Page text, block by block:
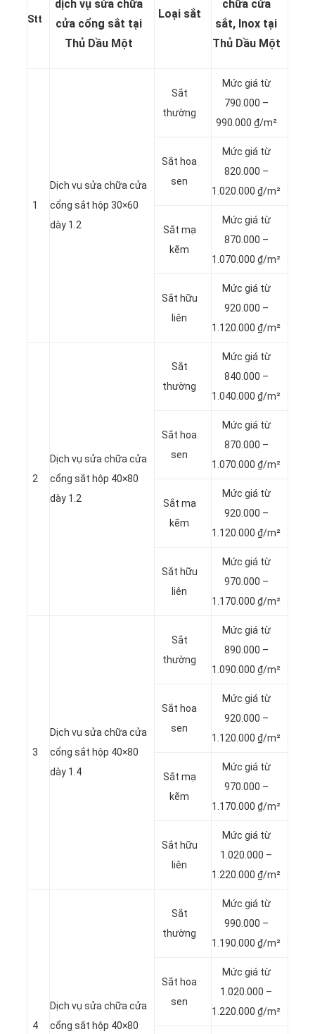
Stt
dịch vụ sửa chữa
cửa cổng sắt tại
Thủ Dầu Một
Loại sắt
chữa cửa
sắt, Inox tại
Thủ Dầu Một
1
Dịch vụ sửa chữa cửa
cổng sắt hộp 30×60
dày 1.2
Sắt
thường
Mức giá từ
790.000 –
990.000 ₫/m²
Sắt hoa
sen
Mức giá từ
820.000 –
1.020.000 ₫/m²
Sắt mạ
kẽm
Mức giá từ
870.000 –
1.070.000 ₫/m²
Sắt hữu
liên
Mức giá từ
920.000 –
1.120.000 ₫/m²
2
Dịch vụ sửa chữa cửa
cổng sắt hộp 40×80
dày 1.2
Sắt
thường
Mức giá từ
840.000 –
1.040.000 ₫/m²
Sắt hoa
sen
Mức giá từ
870.000 –
1.070.000 ₫/m²
Sắt mạ
kẽm
Mức giá từ
920.000 –
1.120.000 ₫/m²
Sắt hữu
liên
Mức giá từ
970.000 –
1.170.000 ₫/m²
3
Dịch vụ sửa chữa cửa
cổng sắt hộp 40×80
dày 1.4
Sắt
thường
Mức giá từ
890.000 –
1.090.000 ₫/m²
Sắt hoa
sen
Mức giá từ
920.000 –
1.120.000 ₫/m²
Sắt mạ
kẽm
Mức giá từ
970.000 –
1.170.000 ₫/m²
Sắt hữu
liên
Mức giá từ
1.020.000 –
1.220.000 ₫/m²
4
Dịch vụ sửa chữa cửa
cổng sắt hộp 40×80
Sắt
thường
Mức giá từ
990.000 –
1.190.000 ₫/m²
Sắt hoa
sen
Mức giá từ
1.020.000 –
1.220.000 ₫/m²